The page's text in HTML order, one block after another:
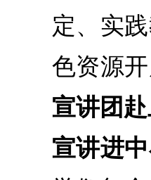
定、实
色资源
宣讲团赴
宣讲进